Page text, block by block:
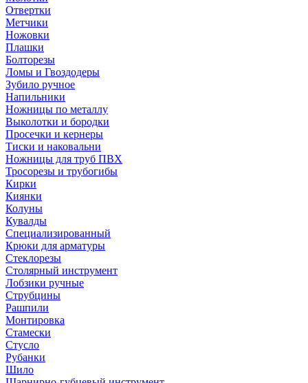
Отвертки
Метчики
Ножовки
Плашки
Болторезы
Ломы и Гвоздодеры
Зубило ручное
Напильники
Ножницы по металлу
Выколотки и бородки
Просечки и кернеры
Тиски и наковальни
Ножницы для труб ПВХ
Тросорезы и трубогибы
Кирки
Киянки
Колуны
Кувалды
Специализированный
Крюки для арматуры
Стеклорезы
Столярный инструмент
Лобзики ручные
Струбцины
Рашпили
Монтировка
Стамески
Стусло
Рубанки
Шило